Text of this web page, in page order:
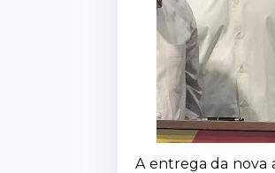
A entrega da nova